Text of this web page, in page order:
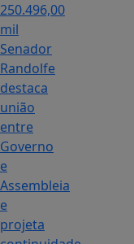
250.496,00
mil
Senador
Randolfe
destaca
união
entre
Governo
e
Assembleia
e
projeta